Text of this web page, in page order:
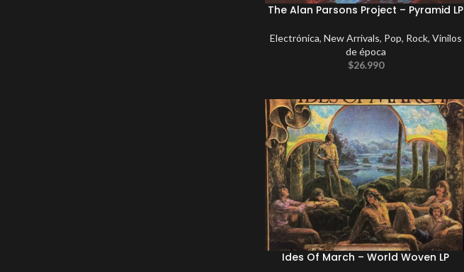
The Alan Parsons Project – Pyramid LP
Electrónica, New Arrivals, Pop, Rock, Vinilos
de época
$26.990
Ides Of March – World Woven LP